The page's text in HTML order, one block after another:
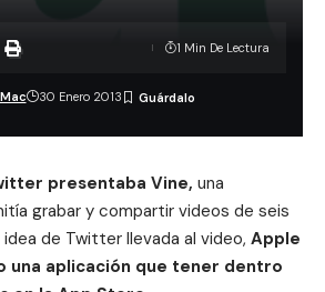
30 Enero 2013
1 Min De Lectura
presentaba Vine, una
grabar y compartir videos de seis
de Twitter llevada al video, Apple
una aplicación que tener dentro